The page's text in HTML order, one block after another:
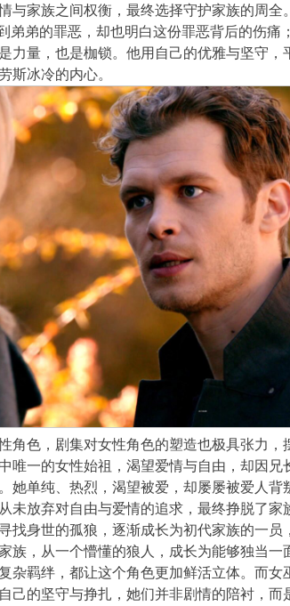
与家族之间权衡，最终选择守护家族的周全
弟的罪恶，却也明白这份罪恶背后的伤痛
力量，也是枷锁。他用自己的优雅与坚守
斯冰冷的内心。
角色，剧集对女性角色的塑造也极具张力
唯一的女性始祖，渴望爱情与自由，却因
她单纯、热烈，渴望被爱，却屡屡被爱人
未放弃对自由与爱情的追求，最终挣脱了家
找身世的孤狼，逐渐成长为初代家族的一
族，从一个懵懂的狼人，成长为能够独当
杂羁绊，都让这个角色更加鲜活立体。而女
己的坚守与挣扎，她们并非剧情的陪衬，